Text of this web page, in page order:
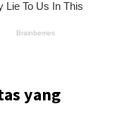
yang